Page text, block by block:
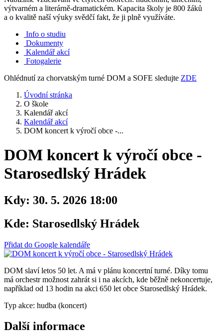
výtvarném a literárně-dramatickém. Kapacita školy je 800 žáků
a o kvalitě naší výuky svědčí fakt, že ji plně využíváte.
Info o studiu
Dokumenty
Kalendář akcí
Fotogalerie
Ohlédnutí za chorvatským turné DOM a SOFE sledujte ZDE
Úvodní stránka
O škole
Kalendář akcí
Kalendář akcí
DOM koncert k výročí obce -...
DOM koncert k výročí obce -
Starosedlský Hrádek
Kdy: 30. 5. 2026 18:00
Kde: Starosedlský Hrádek
Přidat do Google kalendáře
DOM slaví letos 50 let. A má v plánu koncertní turné. Díky tomu
má orchestr možnost zahrát si i na akcích, kde běžně nekoncertuje,
například od 13 hodin na akci 650 let obce Starosedlský Hrádek.
Typ akce: hudba (koncert)
Další informace